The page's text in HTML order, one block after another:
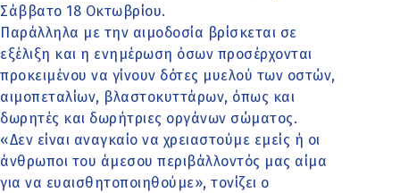
Σάββατο 18 Οκτωβρίου.
Παράλληλα με την αιμοδοσία βρίσκεται σε
εξέλιξη και η ενημέρωση όσων προσέρχονται
προκειμένου να γίνουν δότες μυελού των οστών,
αιμοπεταλίων, βλαστοκυττάρων, όπως και
δωρητές και δωρήτριες οργάνων σώματος.
«Δεν είναι αναγκαίο να χρειαστούμε εμείς ή οι
άνθρωποι του άμεσου περιβάλλοντός μας αίμα
για να ευαισθητοποιηθούμε», τονίζει ο